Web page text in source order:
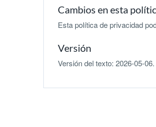
Cambios en esta
Esta política de privacidad
Versión
Versión del texto: 2026-05-06.